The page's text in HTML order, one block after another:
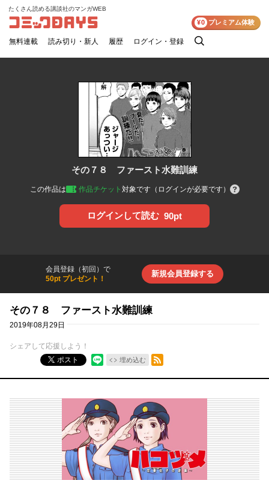
コミックDAYS
たくさん読める講談社のマンガWEB
無料連載 読み切り・新人 履歴 ログイン・登録
検
¥0 プレミアム体験
その７８ ファースト水難訓練
この作品は 作品チケット 対象です（ログインが必要です）
ログインして読む 90pt
会員登録（初回）で
50pt プレゼント！
新規会員登録する
その７８ ファースト水難訓練
2019年08月29日
シェアして応援しよう！
ポスト
埋め込む
RSSフィード